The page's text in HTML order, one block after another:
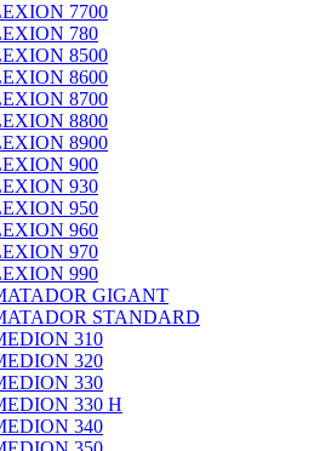
7700
780
8500
8600
8700
8800
8900
900
930
950
960
970
990
GIGANT
STANDARD
310
320
330
330 H
340